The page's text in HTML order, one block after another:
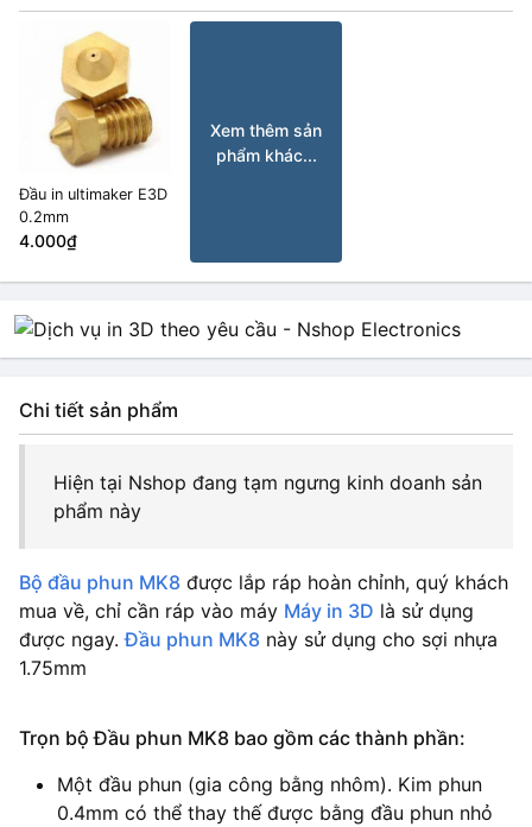
Đầu in ultimaker E3D
0.2mm
4.000₫
Xem thêm sản
phẩm khác...
Chi tiết sản phẩm
Hiện tại Nshop đang tạm ngưng kinh doanh sản
phẩm này
Bộ đầu phun MK8 được lắp ráp hoàn chỉnh, quý khách
mua về, chỉ cần ráp vào máy Máy in 3D là sử dụng
được ngay.Đầu phun MK8 này sử dụng cho sợi nhựa
1.75mm
Trọn bộ Đầu phun MK8 bao gồm các thành phần:
Một đầu phun (gia công bằng nhôm). Kim phun
0.4mm có thể thay thế được bằng đầu phun nhỏ